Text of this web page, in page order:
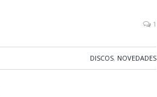
1
DISCOS, NOVEDADES